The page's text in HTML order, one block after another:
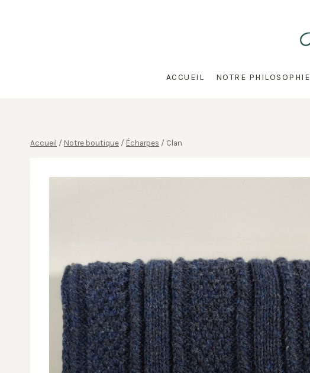
ACCUEIL NOTRE PHILOSOPHIE
Accueil / Notre boutique / Écharpes / Clan